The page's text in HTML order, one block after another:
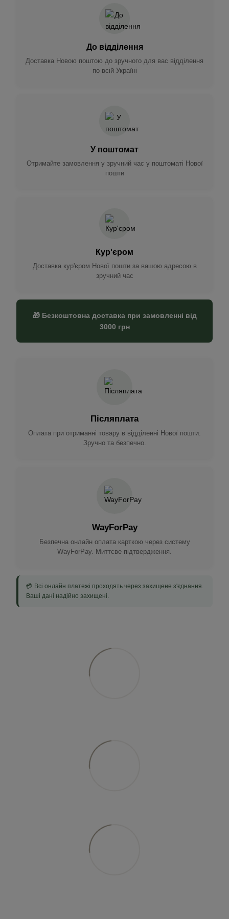
До відділення
Доставка Новою поштою до зручного для вас відділення
по всій Україні
У поштомат
Отримайте замовлення у зручний час у поштоматі Нової
пошти
Кур'єром
Доставка кур'єром Нової пошти за вашою адресою в
зручний час
🎁 Безкоштовна доставка при замовленні від
3000 грн
Післяплата
Оплата при отриманні товару в відділенні Нової пошти.
Зручно та безпечно.
WayForPay
Безпечна онлайн оплата карткою через систему
WayForPay. Миттєве підтвердження.
💳 Всі онлайн платежі проходять через захищене з'єднання.
Ваші дані надійно захищені.